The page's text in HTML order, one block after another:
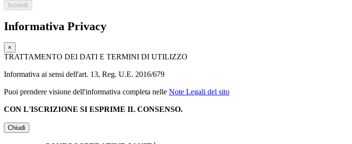
Informativa Privacy
×
TRATTAMENTO DEI DATI E TERMINI DI UTILIZZO
Informativa ai sensi dell'art. 13, Reg. U.E. 2016/679
Puoi prendere visione dell'informativa completa nelle Note Legali del sito
CON L'ISCRIZIONE SI ESPRIME IL CONSENSO.
Chiudi